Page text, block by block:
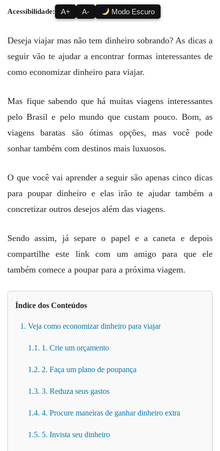
Acessibilidade: A+ A- Modo Escuro
Deseja viajar mas não tem dinheiro sobrando? As dicas a
seguir vão te ajudar a encontrar formas interessantes de
como economizar dinheiro para viajar.
Mas fique sabendo que há muitas viagens interessantes
pelo Brasil e pelo mundo que custam pouco. Bom, as
viagens baratas são ótimas opções, mas você pode
sonhar também com destinos mais luxuosos.
O que você vai aprender a seguir são apenas cinco dicas
para poupar dinheiro e elas irão te ajudar também a
concretizar outros desejos além das viagens.
Sendo assim, já separe o papel e a caneta e depois
compartilhe este link com um amigo para que ele
também comece a poupar para a próxima viagem.
Índice dos Conteúdos
1. Veja como economizar dinheiro para viajar
1.1. 1. Crie um orçamento
1.2. 2. Faça um plano de poupança
1.3. 3. Reduza seus gastos
1.4. 4. Procure maneiras de ganhar dinheiro extra
1.5. 5. Invista seu dinheiro